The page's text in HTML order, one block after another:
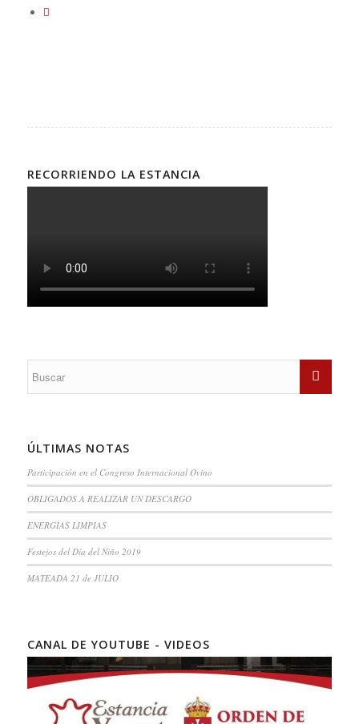
RECORRIENDO LA ESTANCIA
ÚLTIMAS NOTAS
Participación en el Congreso Internacional Ovino
OBLIGADOS A REALIZAR UN DESCARGO
ENERGÍAS LIMPIAS
Festejos del Día del Niño 2019
MATEADA 21 de JULIO
CANAL DE YOUTUBE - VIDEOS